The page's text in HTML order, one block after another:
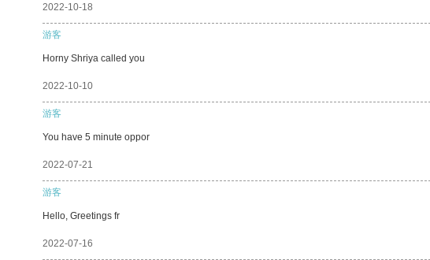
2022-10-18
游客
Horny Shriya called you
2022-10-10
游客
You have 5 minute oppor
2022-07-21
游客
Hello, Greetings fr
2022-07-16